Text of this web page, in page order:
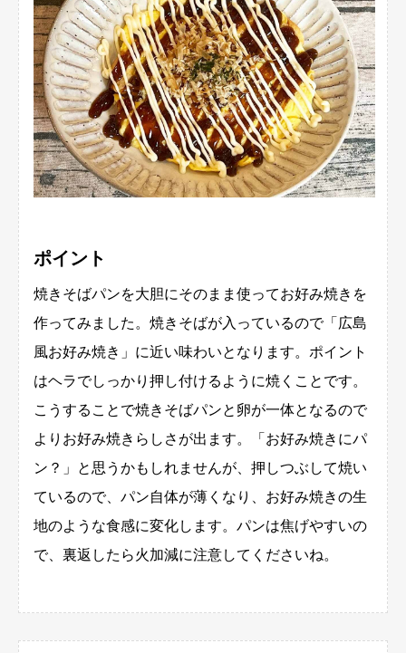
ポイント
焼きそばパンを大胆にそのまま使ってお好み焼きを
作ってみました。焼きそばが入っているので「広島
風お好み焼き」に近い味わいとなります。ポイント
はヘラでしっかり押し付けるように焼くことです。
こうすることで焼きそばパンと卵が一体となるので
よりお好み焼きらしさが出ます。「お好み焼きにパ
ン？」と思うかもしれませんが、押しつぶして焼い
ているので、パン自体が薄くなり、お好み焼きの生
地のような食感に変化します。パンは焦げやすいの
で、裏返したら火加減に注意してくださいね。